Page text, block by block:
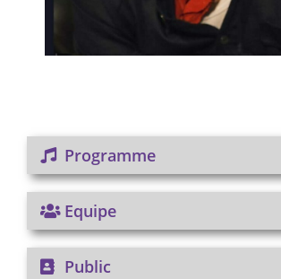
Programme
Equipe
Public